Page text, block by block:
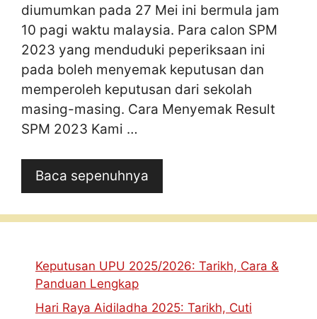
diumumkan pada 27 Mei ini bermula jam
10 pagi waktu malaysia. Para calon SPM
2023 yang menduduki peperiksaan ini
pada boleh menyemak keputusan dan
memperoleh keputusan dari sekolah
masing-masing. Cara Menyemak Result
SPM 2023 Kami …
Baca sepenuhnya
Keputusan UPU 2025/2026: Tarikh, Cara &
Panduan Lengkap
Hari Raya Aidiladha 2025: Tarikh, Cuti